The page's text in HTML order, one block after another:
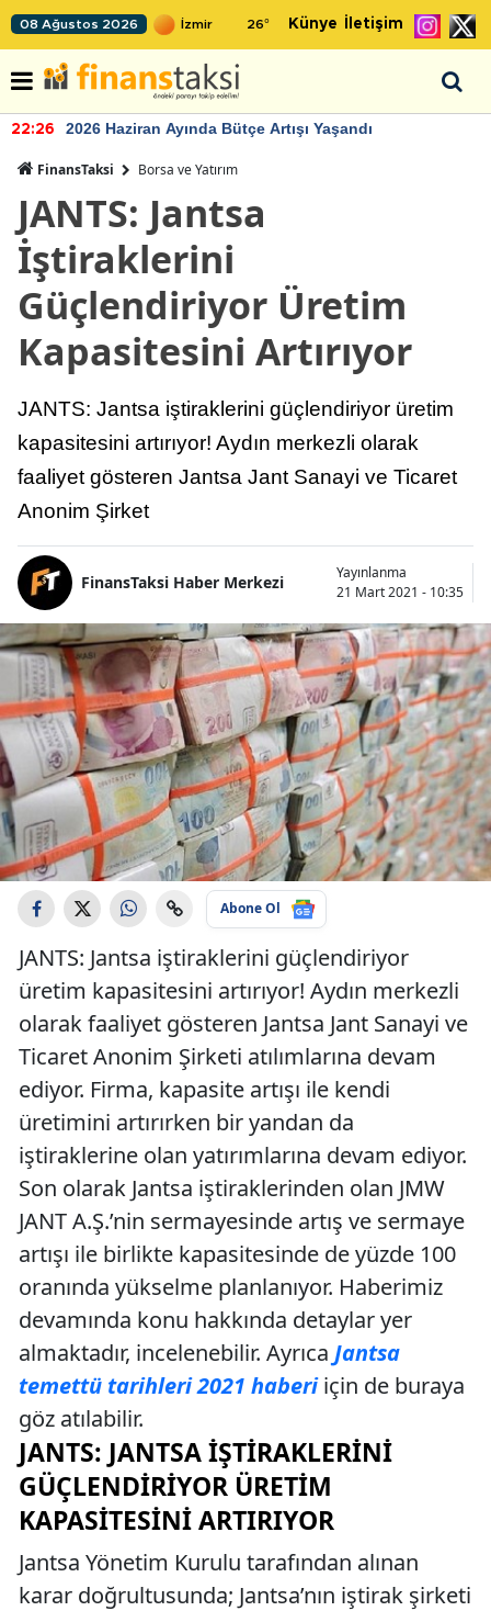
08 Ağustos 2026 26° Künye İletişim
22:26 2026 Haziran Ayında Bütçe Artışı Yaşandı
FinansTaksi Borsa ve Yatırım
JANTS: Jantsa
İştiraklerini
Güçlendiriyor Üretim
Kapasitesini Artırıyor
JANTS: Jantsa iştiraklerini güçlendiriyor üretim
kapasitesini artırıyor! Aydın merkezli olarak
faaliyet gösteren Jantsa Jant Sanayi ve Ticaret
Anonim Şirket
FinansTaksi Haber Merkezi
Yayınlanma
21 Mart 2021 - 10:35
Abone Ol
JANTS: Jantsa iştiraklerini güçlendiriyor
üretim kapasitesini artırıyor! Aydın merkezli
olarak faaliyet gösteren Jantsa Jant Sanayi ve
Ticaret Anonim Şirketi atılımlarına devam
ediyor. Firma, kapasite artışı ile kendi
üretimini artırırken bir yandan da
iştiraklerine olan yatırımlarına devam ediyor.
Son olarak Jantsa iştiraklerinden olan JMW
JANT A.Ş.’nin sermayesinde artış ve sermaye
artışı ile birlikte kapasitesinde de yüzde 100
oranında yükselme planlanıyor. Haberimiz
devamında konu hakkında detaylar yer
almaktadır, incelenebilir. Ayrıca Jantsa
temettü tarihleri 2021 haberiiçin de buraya
göz atılabilir.
JANTS: JANTSA İŞTIRAKLERINI
GÜÇLENDIRIYOR ÜRETIM
KAPASITESINI ARTIRIYOR
Jantsa Yönetim Kurulu tarafından alınan
karar doğrultusunda; Jantsa’nın iştirak şirketi